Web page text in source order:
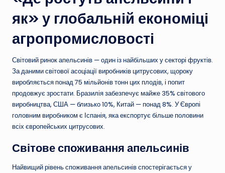
як» у глобальній економіці
агропромисловості
Світовий ринок апельсинів — один із найбільших у секторі фруктів.
За даними світової асоціації виробників цитрусових, щороку
виробляється понад 75 мільйонів тонн цих плодів, і попит
продовжує зростати. Бразилія забезпечує майже 35% світового
виробництва, США — близько 10%, Китай — понад 8%. У Європі
головним виробником є Іспанія, яка експортує більше половини
всіх європейських цитрусових.
Світове споживання апельсинів
Найвищий рівень споживання апельсинів спостерігається у